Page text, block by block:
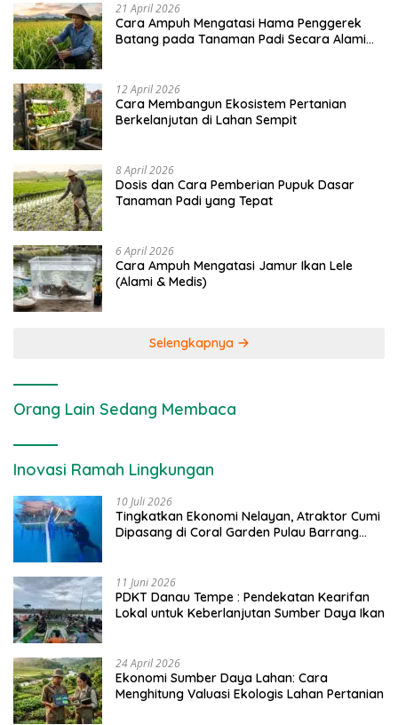
21 April 2026
Cara Ampuh Mengatasi Hama Penggerek
Batang pada Tanaman Padi Secara Alami
12 April 2026
Cara Membangun Ekosistem Pertanian
Berkelanjutan di Lahan Sempit
8 April 2026
Dosis dan Cara Pemberian Pupuk Dasar
Tanaman Padi yang Tepat
6 April 2026
Cara Ampuh Mengatasi Jamur Ikan Lele
(Alami & Medis)
Selengkapnya
Orang Lain Sedang Membaca
Inovasi Ramah Lingkungan
10 Juli 2026
Tingkatkan Ekonomi Nelayan, Atraktor Cumi
Dipasang di Coral Garden Pulau Barrang
11 Juni 2026
PDKT Danau Tempe : Pendekatan Kearifan
Lokal untuk Keberlanjutan Sumber Daya Ikan
24 April 2026
Ekonomi Sumber Daya Lahan: Cara
Menghitung Valuasi Ekologis Lahan Pertanian